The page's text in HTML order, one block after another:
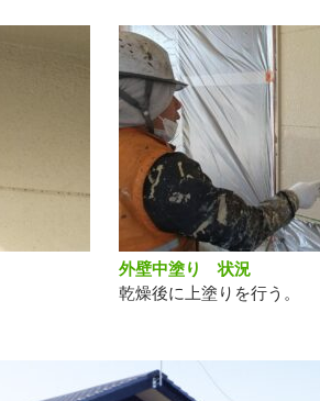
外壁中塗り 状況
乾燥後に上塗りを行う。